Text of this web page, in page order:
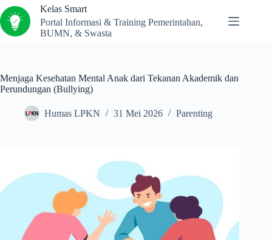
Kelas Smart
Portal Informasi & Training Pemerintahan,
BUMN, & Swasta
Menjaga Kesehatan Mental Anak dari Tekanan Akademik dan
Perundungan (Bullying)
Humas LPKN 31 Mei 2026 Parenting